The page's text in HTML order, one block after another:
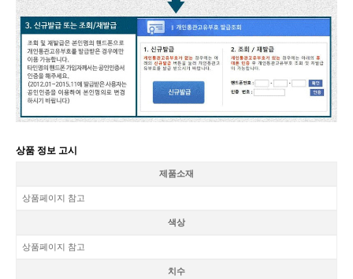
상품 정보 고시
제품소재
상품페이지 참고
색상
상품페이지 참고
치수